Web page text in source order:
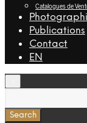
Catalogues de
Publications
Contact
EN